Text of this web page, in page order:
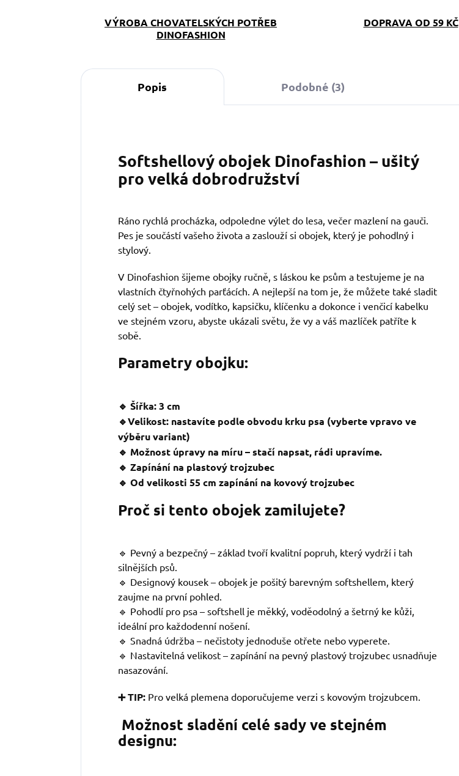
VÝROBA CHOVATELSKÝCH POTŘEB
DINOFASHION
DOPRAVA OD 59 KČ
Popis Podobné (3)
Softshellový obojek Dinofashion – ušitý
pro velká dobrodružství
Ráno rychlá procházka, odpoledne výlet do lesa, večer mazlení na gauči.
Pes je součástí vašeho života a zaslouží si obojek, který je pohodlný i
stylový.
V Dinofashion šijeme obojky ručně, s láskou ke psům a testujeme je na
vlastních čtyřnohých parťácích. A nejlepší na tom je, že můžete také sladit
celý set – obojek, vodítko, kapsičku, klíčenku a dokonce i venčicí kabelku
ve stejném vzoru, abyste ukázali světu, že vy a váš mazlíček patříte k
sobě.
Parametry obojku:
🔹 Šířka: 3 cm
🔹Velikost: nastavíte podle obvodu krku psa (vyberte vpravo ve
výběru variant)
🔹 Možnost úpravy na míru – stačí napsat, rádi upravíme.
🔹 Zapínání na plastový trojzubec
🔹 Od velikosti 55 cm zapínání na kovový trojzubec
Proč si tento obojek zamilujete?
🔹 Pevný a bezpečný – základ tvoří kvalitní popruh, který vydrží i tah
silnějších psů.
🔹 Designový kousek – obojek je pošitý barevným softshellem, který
zaujme na první pohled.
🔹 Pohodlí pro psa – softshell je měkký, voděodolný a šetrný ke kůži,
ideální pro každodenní nošení.
🔹 Snadná údržba – nečistoty jednoduše otřete nebo vyperete.
🔹 Nastavitelná velikost – zapínání na pevný plastový trojzubec usnadňuje
nasazování.
➕ TIP: Pro velká plemena doporučujeme verzi s kovovým trojzubcem.
Možnost sladění celé sady ve stejném
designu: